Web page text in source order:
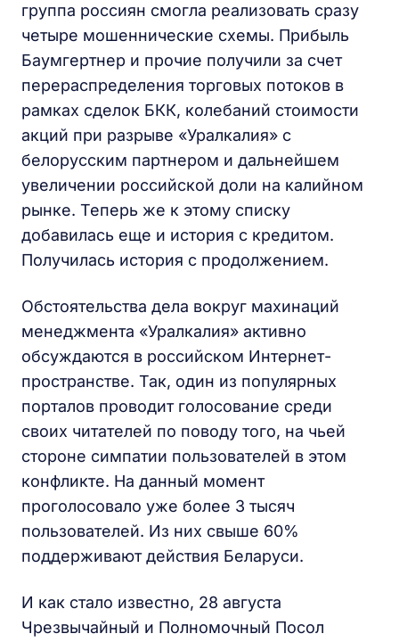
группа россиян смогла реализовать сразу
четыре мошеннические схемы. Прибыль
Баумгертнер и прочие получили за счет
перераспределения торговых потоков в
рамках сделок БКК, колебаний стоимости
акций при разрыве «Уралкалия» с
белорусским партнером и дальнейшем
увеличении российской доли на калийном
рынке. Теперь же к этому списку
добавилась еще и история с кредитом.
Получилась история с продолжением.
Обстоятельства дела вокруг махинаций
менеджмента «Уралкалия» активно
обсуждаются в российском Интернет-
пространстве. Так, один из популярных
порталов проводит голосование среди
своих читателей по поводу того, на чьей
стороне симпатии пользователей в этом
конфликте. На данный момент
проголосовало уже более 3 тысяч
пользователей. Из них свыше 60%
поддерживают действия Беларуси.
И как стало известно, 28 августа
Чрезвычайный и Полномочный Посол